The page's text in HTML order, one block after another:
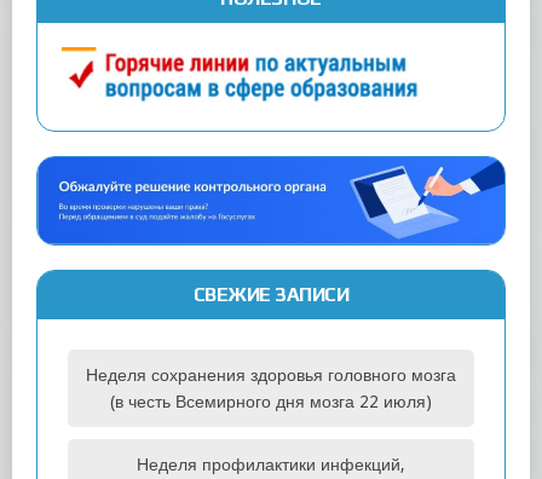
СВЕЖИЕ ЗАПИСИ
Неделя сохранения здоровья головного мозга
(в честь Всемирного дня мозга 22 июля)
Неделя профилактики инфекций,